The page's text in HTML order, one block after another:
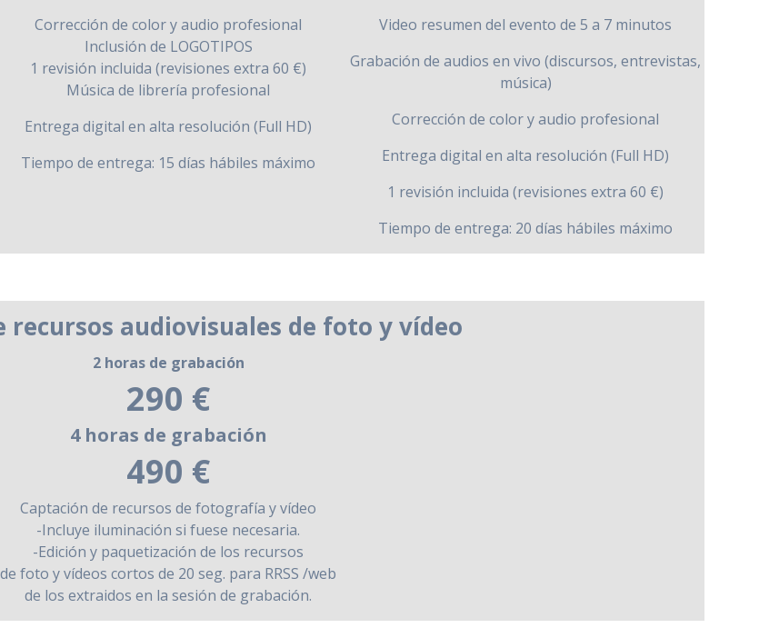
Corrección de color y audio profesional
Inclusión de LOGOTIPOS
1 revisión incluida (revisiones extra 60 €)
Música de librería profesional
Entrega digital en alta resolución (Full HD)
Tiempo de entrega: 15 días hábiles máximo
Video resumen del evento de 5 a 7 minutos
Grabación de audios en vivo (discursos, entrevistas,
música)
Corrección de color y audio profesional
Entrega digital en alta resolución (Full HD)
1 revisión incluida (revisiones extra 60 €)
Tiempo de entrega: 20 días hábiles máximo
recursos audiovisuales de foto y vídeo
2 horas de grabación
290 €
4 horas de grabación
490 €
Captación de recursos de fotografía y vídeo
-Incluye iluminación si fuese necesaria.
-Edición y paquetización de los recursos
de foto y vídeos cortos de 20 seg. para RRSS /web
de los extraidos en la sesión de grabación.